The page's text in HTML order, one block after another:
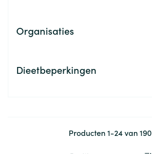
Organisaties
Dieetbeperkingen
Producten1-24van190